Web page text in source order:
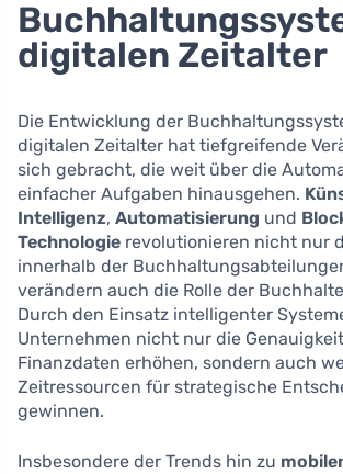
digitalen Zeitalter
Die Entwicklung der
digitalen Zeitalter hat tiefgreifende
sich gebracht, die weit über die
einfacher Aufgaben hinausgehen.
Intelligenz, Automatisierung und
Technologie revolutionieren nicht nur
innerhalb der
verändern auch die Rolle der
Durch den Einsatz intelligenter
Unternehmen nicht nur die
Finanzdaten erhöhen, sondern auch
Zeitressourcen für strategische
gewinnen.
Insbesondere der Trends hin zu